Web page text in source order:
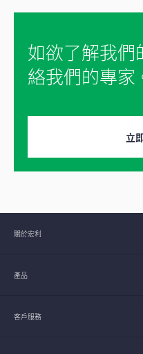
如欲了解我們
絡我們的專家
立
關於宏利
產品
客戶服務